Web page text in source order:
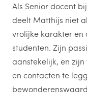
Als Senior docent
deelt Matthijs niet
vrolijke karakter en
studenten. Zijn
aanstekelijk, en
en contacten te